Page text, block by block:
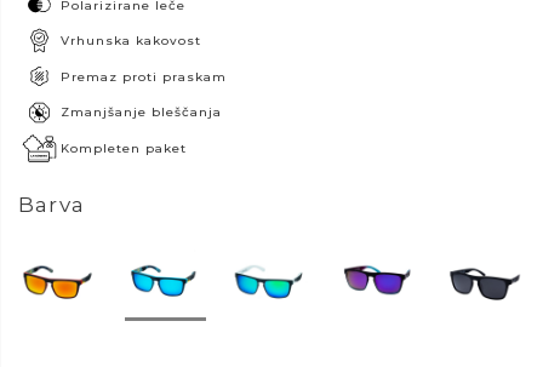
Polarizirane leče
Vrhunska kakovost
Premaz proti praskam
Zmanjšanje bleščanja
Kompleten paket
Barva